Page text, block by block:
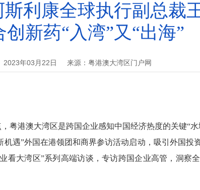
利康全球执行副总裁
创新药“入湾”又“出海”
2023年03月22日 来源：粤港澳大湾区门户网
港澳大湾区是跨国企业感知中国经济热度的关键“水
遇”外国在港领团和商界参访活动启动，吸引外国投
看大湾区”系列高端访谈，专访跨国企业高管，洞察